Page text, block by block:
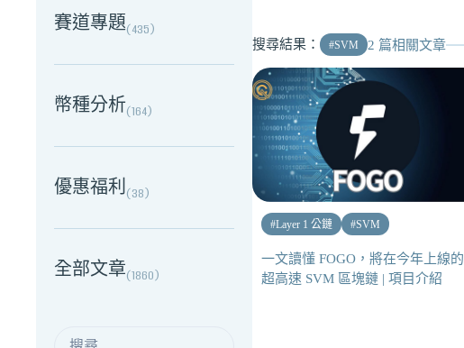
賽道專題(435)
幣種分析(164)
優惠福利(38)
全部文章(1860)
搜尋結果： #SVM 2 篇相關文章
#Layer 1 公鏈 #SVM
一文讀懂 FOGO，將在今年上線的
超高速 SVM 區塊鏈 | 項目介紹